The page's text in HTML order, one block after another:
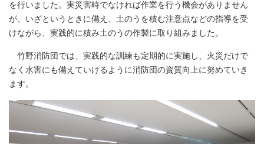
を行いました。実災害時でなければ作業を行う機会がありません
が、いざというときに備え、土のうを積む注意点などの指導を受
けながら、実践的に積み土のうの作製に取り組みました。
竹野消防団では、実践的な訓練も定期的に実施し、火災だけで
なく水害にも備えていけるように消防団の資質向上に努めていき
ます。